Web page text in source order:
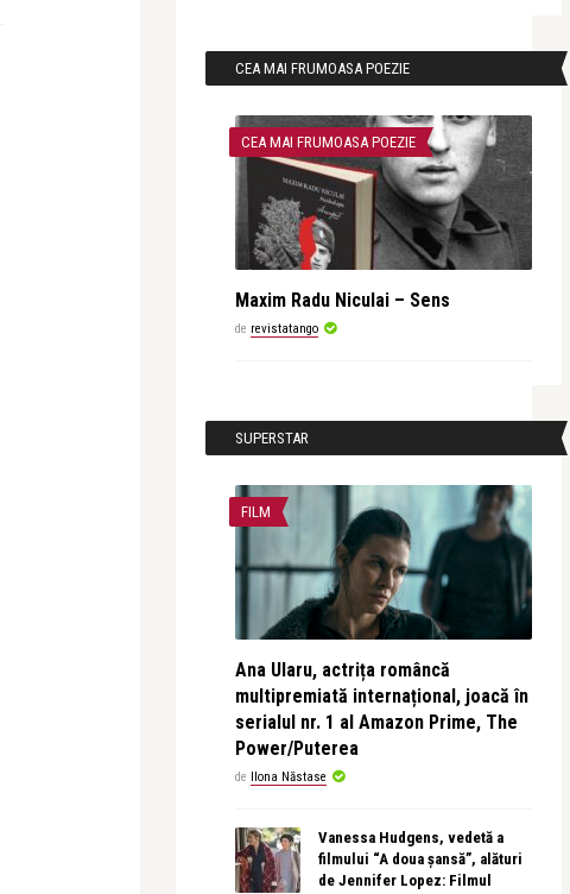
CEA MAI FRUMOASA POEZIE
CEA MAI FRUMOASA POEZIE
Maxim Radu Niculai – Sens
de revistatango
SUPERSTAR
FILM
Ana Ularu, actrița româncă
multipremiată internațional, joacă în
serialul nr. 1 al Amazon Prime, The
Power/Puterea
de Ilona Năstase
Vanessa Hudgens, vedetă a
filmului “A doua șansă”, alături
de Jennifer Lopez: Filmul